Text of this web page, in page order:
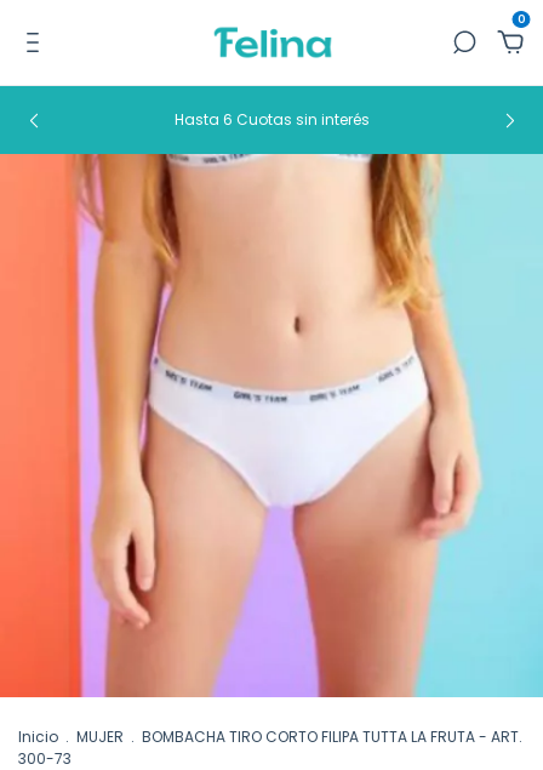
0
Hasta 6 Cuotas sin interés
Inicio . MUJER . BOMBACHA TIRO CORTO FILIPA TUTTA LA FRUTA - ART.
300-73